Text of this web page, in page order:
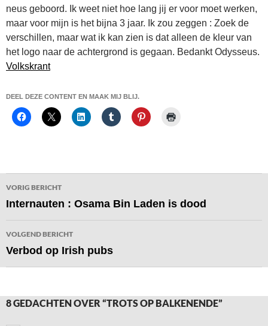
neus geboord. Ik weet niet hoe lang jij er voor moet werken,
maar voor mijn is het bijna 3 jaar. Ik zou zeggen : Zoek de
verschillen, maar wat ik kan zien is dat alleen de kleur van
het logo naar de achtergrond is gegaan. Bedankt Odysseus.
Volkskrant
DEEL DEZE CONTENT EN MAAK MIJ BLIJ.
Bericht
navigatie
VORIG BERICHT
Internauten : Osama Bin Laden is dood
VOLGEND BERICHT
Verbod op Irish pubs
8 GEDACHTEN OVER “TROTS OP BALKENENDE”